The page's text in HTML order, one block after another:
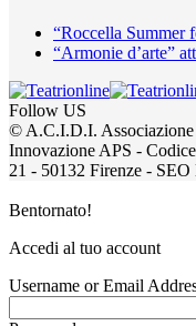
“Roccella Summer
“Armonie d’arte”
Follow US
© A.C.I.D.I.
Innovazione APS -
21 - 50132 Firenze -
Bentornato!
Accedi al tuo account
Username or Email